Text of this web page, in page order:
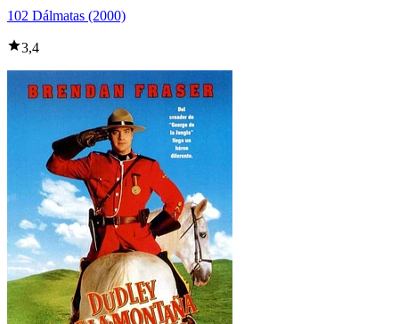
102 Dálmatas (2000)
3,4